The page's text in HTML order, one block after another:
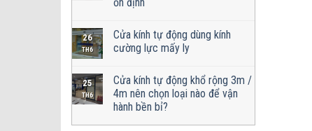
26
TH6
Cửa kính tự động dùng kính
cường lực mấy ly
25
TH6
Cửa kính tự động khổ rộng 3m /
4m nên chọn loại nào để vận
hành bền bỉ?